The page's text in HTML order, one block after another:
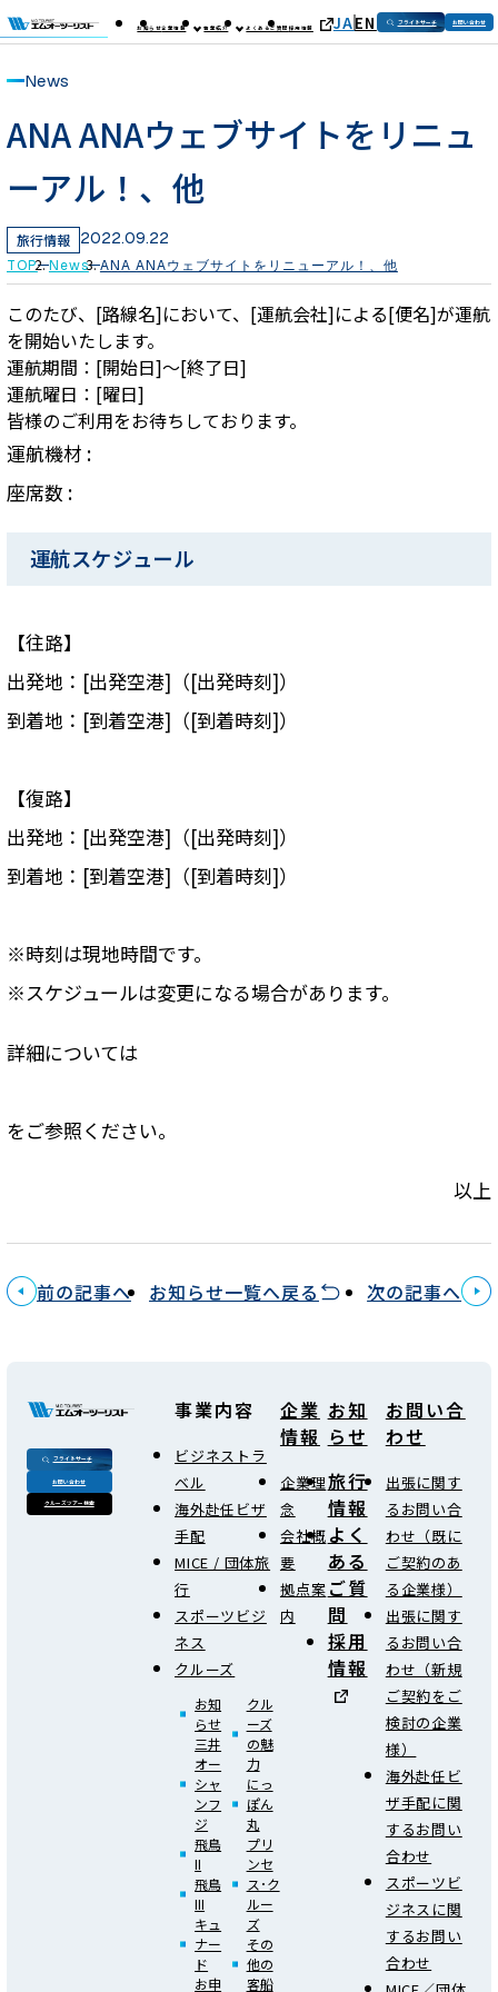
お知らせ企業情報 事業紹介 よくあるご質問採用情報 JAEN フライトサーチ お問い合わせ
News
ANA ANAウェブサイトをリニュ
ーアル！、他
旅行情報 2022.09.22
TOP News ANA ANAウェブサイトをリニューアル！、他
このたび、[路線名]において、[運航会社]による[便名]が運航
を開始いたします。
運航期間：[開始日]～[終了日]
運航曜日：[曜日]
皆様のご利用をお待ちしております。
運航機材 :
座席数 :
運航スケジュール
【往路】
出発地：[出発空港]（[出発時刻]）
到着地：[到着空港]（[到着時刻]）
【復路】
出発地：[出発空港]（[出発時刻]）
到着地：[到着空港]（[到着時刻]）
※時刻は現地時間です。
※スケジュールは変更になる場合があります。
詳細については
をご参照ください。
以上
前の記事へ お知らせ一覧へ戻る 次の記事へ
フライトサーチ
お問い合わせ
クルーズツアー検索
事業内容
ビジネストラ
ベル
海外赴任ビザ
手配
MICE / 団体旅
行
スポーツビジ
ネス
クルーズ
お知
らせ
三井
オー
シャ
ンフ
ジ
飛鳥
II
飛鳥
III
キュ
ナー
ド
お申
クル
ーズ
の魅
力
にっ
ぽん
丸
プリ
ンセ
ス･ク
ルー
ズ
その
他の
客船
企業
情報
企業理
念
会社概
要
拠点案
内
お知
らせ
旅行
情報
よく
ある
ご質
問
採用
情報
お問い合
わせ
出張に関す
るお問い合
わせ（既に
ご契約のあ
る企業様）
出張に関す
るお問い合
わせ（新規
ご契約をご
検討の企業
様）
海外赴任ビ
ザ手配に関
するお問い
合わせ
スポーツビ
ジネスに関
するお問い
合わせ